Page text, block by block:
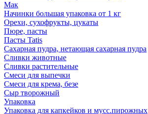
Мак
Начинки большая упаковка от 1 кг
Орехи, сухофрукты, цукаты
Пюре, пасты
Пасты Tatis
Сахарная пудра, нетающая сахарная пудра
Сливки животные
Сливки растительные
Смеси для выпечки
Смеси для крема, безе
Сыр творожный
Упаковка
Упаковка для капкейков и мусс.пирожных